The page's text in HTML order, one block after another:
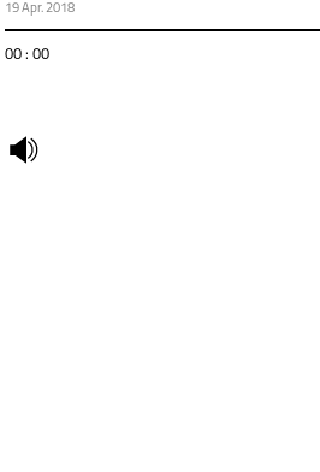
19 Apr. 2018
00 : 00